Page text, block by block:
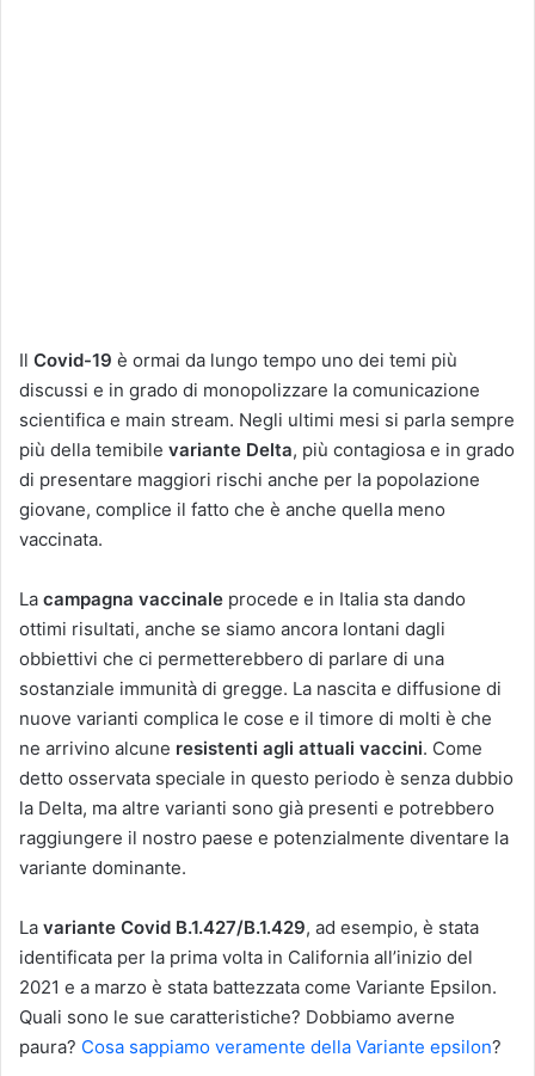
Il Covid-19 è ormai da lungo tempo uno dei temi più
discussi e in grado di monopolizzare la comunicazione
scientifica e main stream. Negli ultimi mesi si parla sempre
più della temibile variante Delta, più contagiosa e in grado
di presentare maggiori rischi anche per la popolazione
giovane, complice il fatto che è anche quella meno
vaccinata.
La campagna vaccinale procede e in Italia sta dando
ottimi risultati, anche se siamo ancora lontani dagli
obbiettivi che ci permetterebbero di parlare di una
sostanziale immunità di gregge. La nascita e diffusione di
nuove varianti complica le cose e il timore di molti è che
ne arrivino alcune resistenti agli attuali vaccini. Come
detto osservata speciale in questo periodo è senza dubbio
la Delta, ma altre varianti sono già presenti e potrebbero
raggiungere il nostro paese e potenzialmente diventare la
variante dominante.
La variante Covid B.1.427/B.1.429, ad esempio, è stata
identificata per la prima volta in California all’inizio del
2021 e a marzo è stata battezzata come Variante Epsilon.
Quali sono le sue caratteristiche? Dobbiamo averne
paura? Cosa sappiamo veramente della Variante epsilon?